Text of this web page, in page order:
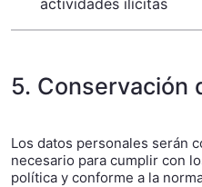
actividades ilícitas
5. Conservación
Los datos personales serán
necesario para cumplir con
política y conforme a la